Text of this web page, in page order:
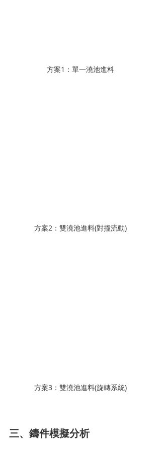
方案1：單一澆池進料
方案2：雙澆池進料(對撞流動)
方案3：雙澆池進料(旋轉系統)
三、鑄件模擬分析